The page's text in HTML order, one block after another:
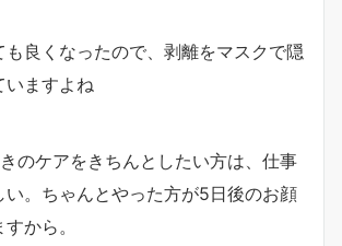
も良くなったので、剥離をマスクで隠
いますよね
のケアをきちんとしたい方は、仕事
い。ちゃんとやった方が5日後のお顔
から。